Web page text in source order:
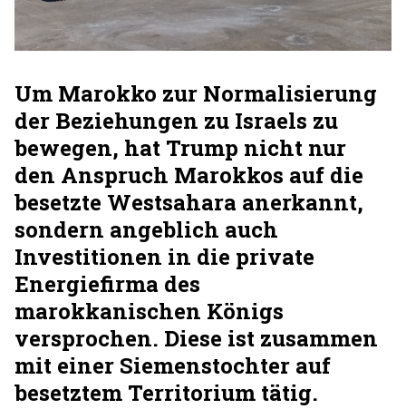
Um Marokko zur Normalisierung
der Beziehungen zu Israels zu
bewegen, hat Trump nicht nur
den Anspruch Marokkos auf die
besetzte Westsahara anerkannt,
sondern angeblich auch
Investitionen in die private
Energiefirma des
marokkanischen Königs
versprochen. Diese ist zusammen
mit einer Siemenstochter auf
besetztem Territorium tätig.